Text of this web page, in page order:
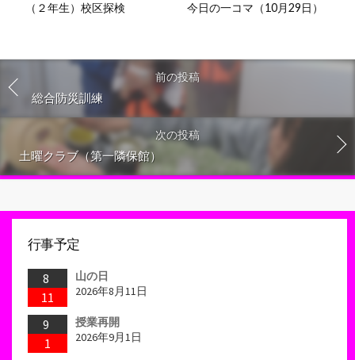
（２年生）校区探検 今日の一コマ（10月29日）
前の投稿
総合防災訓練
次の投稿
土曜クラブ（第一隣保館）
行事予定
8
11
山の日
2026年8月11日
9
1
授業再開
2026年9月1日